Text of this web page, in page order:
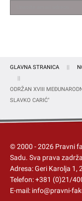
GLAVNA STRANICA
ODRŽAN XVIII
SLAVKO CARIĆ"
© 2000 -2026 Pravni
Sadu. Sva prava
Adresa: Geri Karolja 1,
Telefon:+381 (0)21/
E-mail: info@pravni-